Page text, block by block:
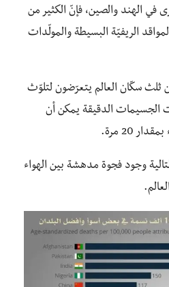
في الهند والصين، فإنّ الكثير من
الريفيّة البسيطة والمولّدات
ثلث سكّان العالم يتعرّضون لتلوّث
الجسيمات الدقيقة يمكن أن
20 مرة.
وجود فجوة مدهشة بين الهواء